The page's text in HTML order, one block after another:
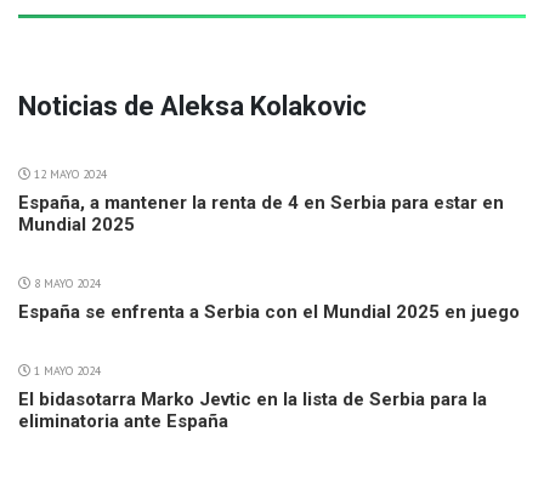
Noticias de Aleksa Kolakovic
12 MAYO 2024
España, a mantener la renta de 4 en Serbia para estar en
Mundial 2025
8 MAYO 2024
España se enfrenta a Serbia con el Mundial 2025 en juego
1 MAYO 2024
El bidasotarra Marko Jevtic en la lista de Serbia para la
eliminatoria ante España